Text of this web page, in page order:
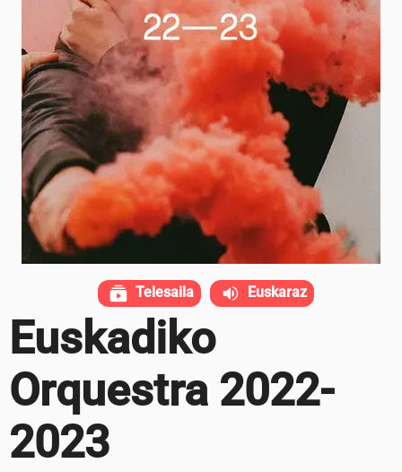
Euskadiko
Orquestra 2022-
2023
Telesaila Euskaraz